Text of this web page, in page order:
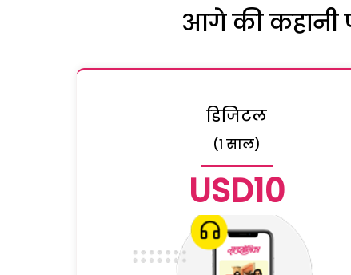
आगे की कहानी
डिजिटल
(1 साल)
USD10